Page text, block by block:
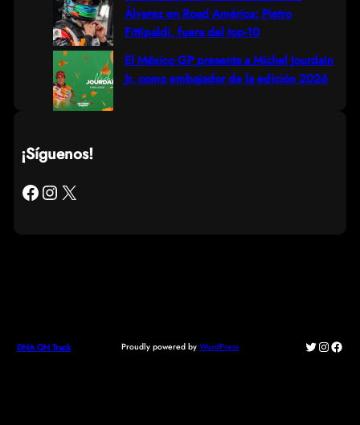
Álvarez en Road América; Pietro
Fittipaldi, fuera del top-10
El México GP presenta a Michel Jourdain
Jr. como embajador de la edición 2026
¡Síguenos!
Facebook Instagram X
DNA ON Track Proudly powered by WordPress Twitter